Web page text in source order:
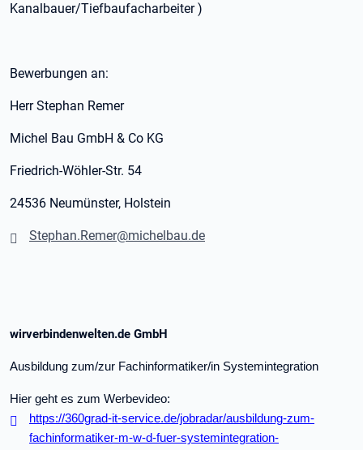
Kanalbauer/Tiefbaufacharbeiter )
Bewerbungen an:
Herr Stephan Remer
Michel Bau GmbH & Co KG
Friedrich-Wöhler-Str. 54
24536 Neumünster, Holstein
Stephan.Remer@michelbau.de
wirverbindenwelten.de GmbH
Ausbildung zum/zur Fachinformatiker/in Systemintegration
Hier geht es zum Werbevideo:
https://360grad-it-service.de/jobradar/ausbildung-zum-
fachinformatiker-m-w-d-fuer-systemintegration-